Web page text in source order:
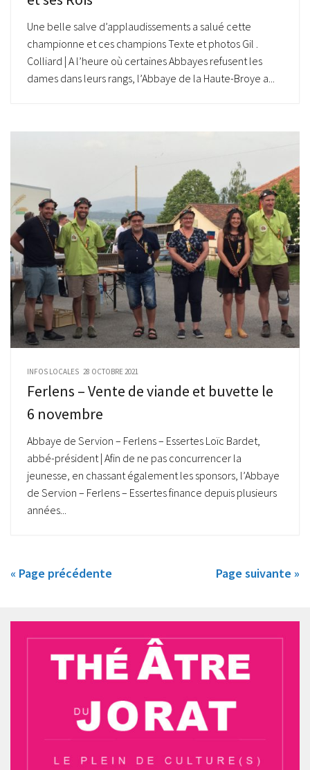
Une belle salve d’applaudissements a salué cette
championne et ces champions Texte et photos Gil .
Colliard | A l’heure où certaines Abbayes refusent les
dames dans leurs rangs, l’Abbaye de la Haute-Broye a...
INFOS LOCALES 28 OCTOBRE 2021
Ferlens – Vente de viande et buvette le
6 novembre
Abbaye de Servion – Ferlens – Essertes Loïc Bardet,
abbé-président | Afin de ne pas concurrencer la
jeunesse, en chassant également les sponsors, l’Abbaye
de Servion – Ferlens – Essertes finance depuis plusieurs
années...
« Page précédente Page suivante »